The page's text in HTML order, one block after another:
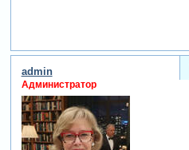
admin
Администратор